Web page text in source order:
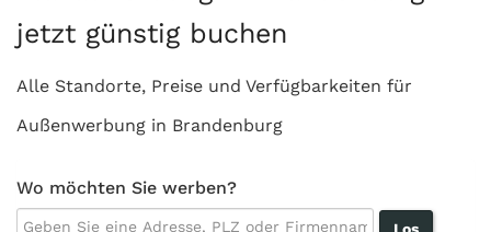
jetzt günstig buchen
Alle Standorte, Preise und Verfügbarkeiten für
Außenwerbung in Brandenburg
Wo möchten Sie werben?